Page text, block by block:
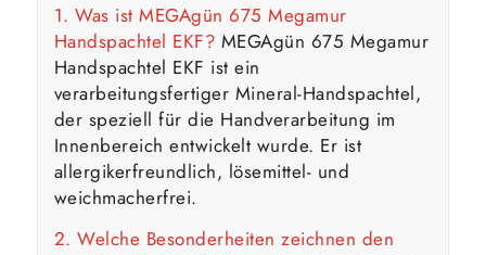
1. Was ist MEGAgün 675 Megamur
Handspachtel EKF? MEGAgün 675 Megamur
Handspachtel EKF ist ein
verarbeitungsfertiger Mineral-Handspachtel,
der speziell für die Handverarbeitung im
Innenbereich entwickelt wurde. Er ist
allergikerfreundlich, lösemittel- und
weichmacherfrei.
2. Welche Besonderheiten zeichnen den